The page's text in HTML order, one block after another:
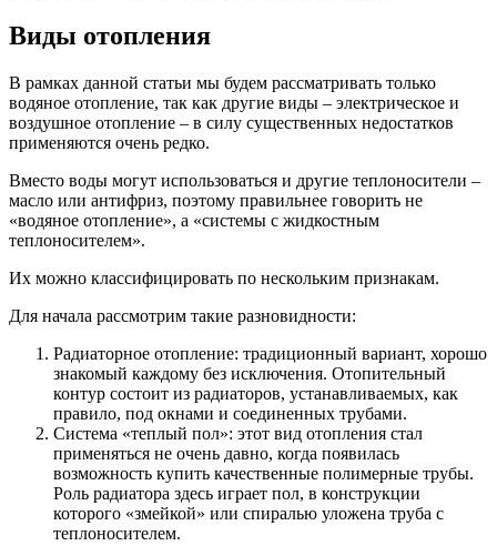
Виды отопления
В рамках данной статьи мы будем рассматривать только
водяное отопление, так как другие виды – электрическое и
воздушное отопление – в силу существенных недостатков
применяются очень редко.
Вместо воды могут использоваться и другие теплоносители –
масло или антифриз, поэтому правильнее говорить не
«водяное отопление», а «системы с жидкостным
теплоносителем».
Их можно классифицировать по нескольким признакам.
Для начала рассмотрим такие разновидности:
Радиаторное отопление: традиционный вариант, хорошо
знакомый каждому без исключения. Отопительный
контур состоит из радиаторов, устанавливаемых, как
правило, под окнами и соединенных трубами.
Система «теплый пол»: этот вид отопления стал
применяться не очень давно, когда появилась
возможность купить качественные полимерные трубы.
Роль радиатора здесь играет пол, в конструкции
которого «змейкой» или спиралью уложена труба с
теплоносителем.